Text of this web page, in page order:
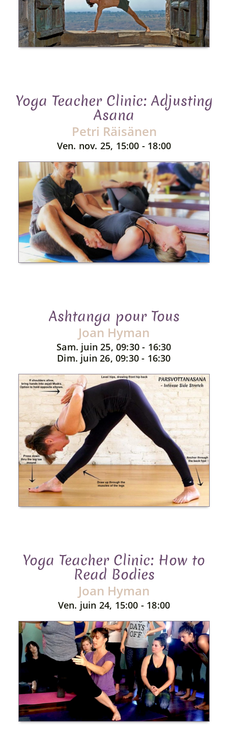
Yoga Teacher Clinic: Adjusting
Asana
Petri Räisänen
Ven. nov. 25, 15:00 - 18:00
Ashtanga pour Tous
Joan Hyman
Sam. juin 25, 09:30 - 16:30
Dim. juin 26, 09:30 - 16:30
Yoga Teacher Clinic: How to
Read Bodies
Joan Hyman
Ven. juin 24, 15:00 - 18:00